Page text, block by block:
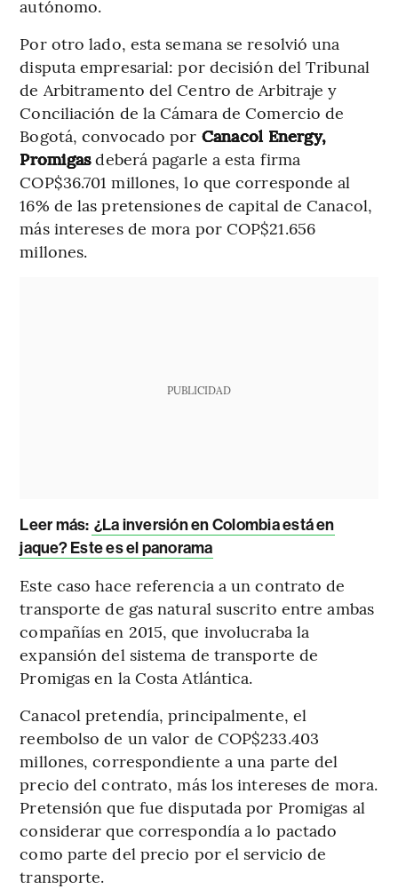
autónomo.
Por otro lado, esta semana se resolvió una
disputa empresarial: por decisión del Tribunal
de Arbitramento del Centro de Arbitraje y
Conciliación de la Cámara de Comercio de
Bogotá, convocado por Canacol Energy,
Promigasdeberá pagarle a esta firma
COP$36.701 millones, lo que corresponde al
16% de las pretensiones de capital de Canacol,
más intereses de mora por COP$21.656
millones.
PUBLICIDAD
Leer más: ¿La inversión en Colombia está en
jaque? Este es el panorama
Este caso hace referencia a un contrato de
transporte de gas natural suscrito entre ambas
compañías en 2015, que involucraba la
expansión del sistema de transporte de
Promigas en la Costa Atlántica.
Canacol pretendía, principalmente, el
reembolso de un valor de COP$233.403
millones, correspondiente a una parte del
precio del contrato, más los intereses de mora.
Pretensión que fue disputada por Promigas al
considerar que correspondía a lo pactado
como parte del precio por el servicio de
transporte.